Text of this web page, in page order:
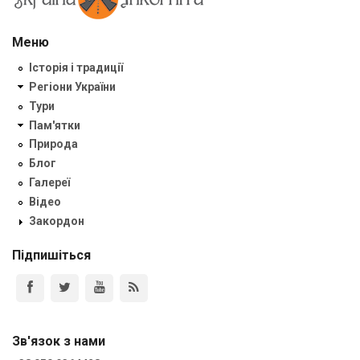
Меню
Історія і традиції
Регіони України
Тури
Пам'ятки
Природа
Блог
Галереї
Відео
Закордон
Підпишіться
Зв'язок з нами